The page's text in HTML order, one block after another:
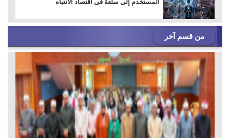
المستخدم إلى سلعة فى اقتصاد الانتباه
من قسم آخر